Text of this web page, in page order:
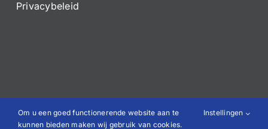
Privacybeleid
©COPYRIGHT 2012 - 2026 | ALL RIGHTS RESERVED - MOSSO
Om u een goed functionerende website aan te
kunnen bieden maken wij gebruik van cookies.
Instellingen